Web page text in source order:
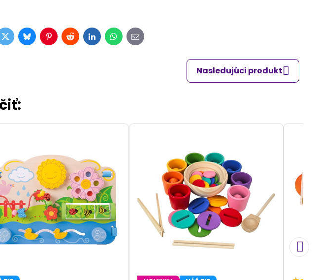
TwitterBlueskyPinterest
RedditLinkedInWhatsApp
E-
mail
Nasledujúci produkt